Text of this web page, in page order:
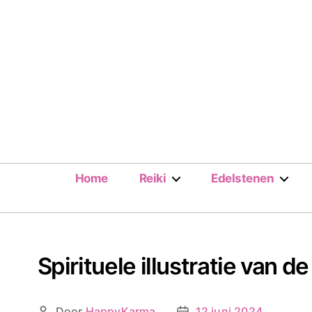
Home Reiki Edelstenen
Spirituele illustratie van